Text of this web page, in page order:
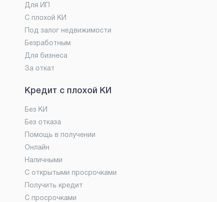
Для ИП
С плохой КИ
Под залог недвижимости
Безработным
Для бизнеса
За откат
Кредит с плохой КИ
Без КИ
Без отказа
Помощь в получении
Онлайн
Наличными
С открытыми просрочками
Получить кредит
С просрочками